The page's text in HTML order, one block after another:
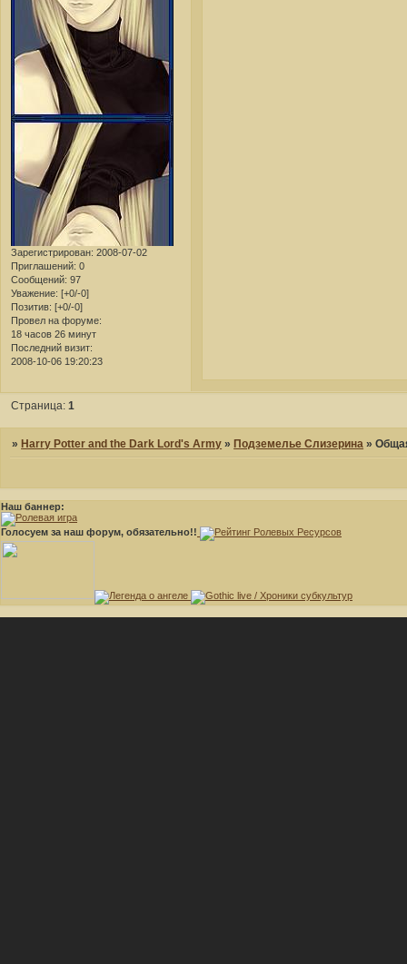
Зарегистрирован: 2008-07-02
Приглашений: 0
Сообщений: 97
Уважение: [+0/-0]
Позитив: [+0/-0]
Провел на форуме:
18 часов 26 минут
Последний визит:
2008-10-06 19:20:23
Страница:1
»Harry Potter and the Dark Lord's Army »Подземелье Слизерина »
Наш баннер:
Голосуем за наш форум, обязательно!!